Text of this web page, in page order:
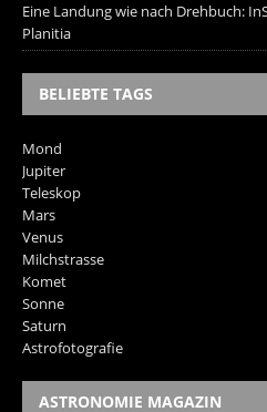
Eine Landung wie nach Drehbuch:
Planitia
BELIEBTE TAGS
Mond
Jupiter
Teleskop
Mars
Venus
Milchstrasse
Komet
Sonne
Saturn
Astrofotografie
ASTRONOMIE MAGAZIN